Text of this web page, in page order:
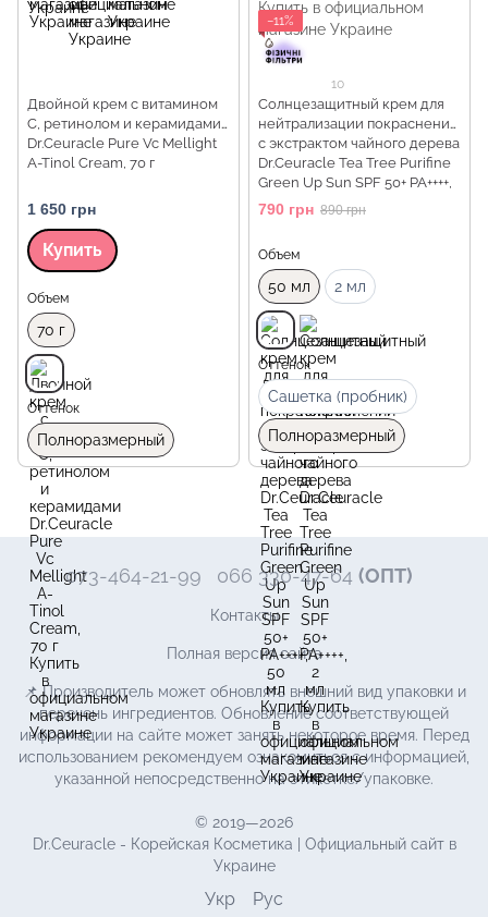
Двойной крем с витамином
С, ретинолом и керамидами
Dr.Ceuracle Pure Vc Mellight
A-Tinol Cream, 70 г
1 650 грн
Купить
Объем
70 г
Оттенок
Полноразмерный
−11%
10
Солнцезащитный крем для
нейтрализации покраснений
с экстрактом чайного дерева
Dr.Ceuracle Tea Tree Purifine
Green Up Sun SPF 50+ PA++++,
50 мл
790 грн 890 грн
Объем
50 мл 2 мл
Оттенок
Сашетка (пробник)
Полноразмерный
073-464-21-99 066 330-47-64 (ОПТ)
Контакты
Полная версия сайта
📌 Производитель может обновлять внешний вид упаковки и
перечень ингредиентов. Обновление соответствующей
информации на сайте может занять некоторое время. Перед
использованием рекомендуем ознакомиться с информацией,
указанной непосредственно на этикетке/упаковке.
© 2019—2026
Dr.Ceuracle - Корейская Косметика | Официальный сайт в
Украине
Укр Рус